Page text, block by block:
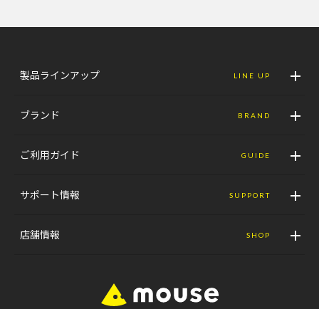
製品ラインアップ LINE UP
ブランド BRAND
ご利用ガイド GUIDE
サポート情報 SUPPORT
店舗情報 SHOP